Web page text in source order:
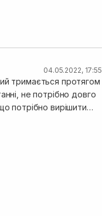
04.05.2022, 17:55
тримається протягом